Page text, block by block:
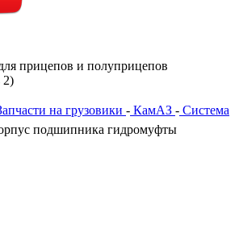
прицепов и полуприцепов
2)
на грузовики КамАЗ
Система
подшипника гидромуфты